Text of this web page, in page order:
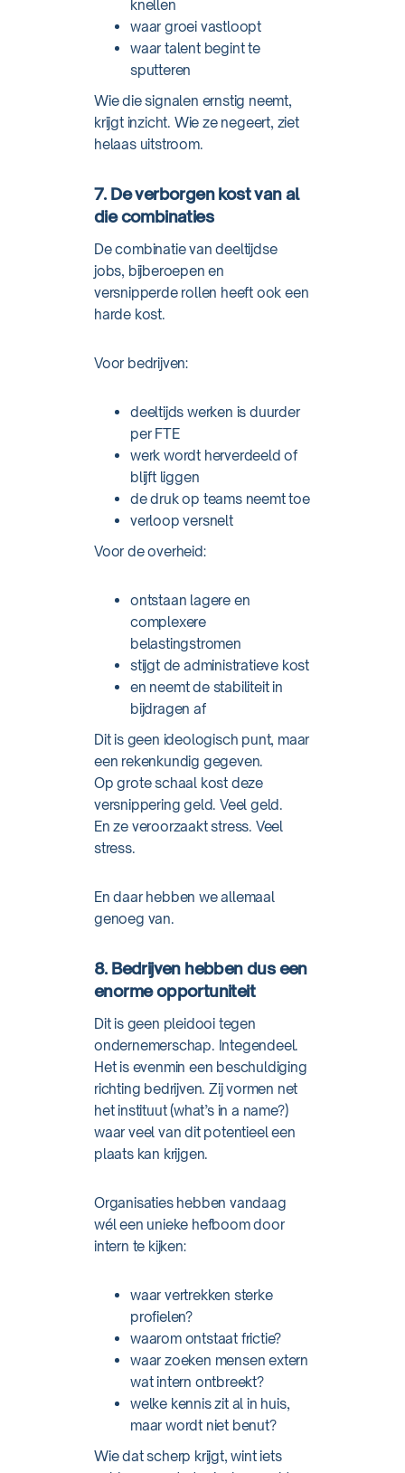
knellen
waar groei vastloopt
waar talent begint te
sputteren
Wie die signalen ernstig neemt,
krijgt inzicht. Wie ze negeert, ziet
helaas uitstroom.
7. De verborgen kost van al
die combinaties
De combinatie van deeltijdse
jobs, bijberoepen en
versnipperde rollen heeft ook een
harde kost.
Voor bedrijven:
deeltijds werken is duurder
per FTE
werk wordt herverdeeld of
blijft liggen
de druk op teams neemt toe
verloop versnelt
Voor de overheid:
ontstaan lagere en
complexere
belastingstromen
stijgt de administratieve kost
en neemt de stabiliteit in
bijdragen af
Dit is geen ideologisch punt, maar
een rekenkundig gegeven.
Op grote schaal kost deze
versnippering geld. Veel geld.
En ze veroorzaakt stress. Veel
stress.
En daar hebben we allemaal
genoeg van.
8. Bedrijven hebben dus een
enorme opportuniteit
Dit is geen pleidooi tegen
ondernemerschap. Integendeel.
Het is evenmin een beschuldiging
richting bedrijven. Zij vormen net
het instituut (what’s in a name?)
waar veel van dit potentieel een
plaats kan krijgen.
Organisaties hebben vandaag
wél een unieke hefboom door
intern te kijken:
waar vertrekken sterke
profielen?
waarom ontstaat frictie?
waar zoeken mensen extern
wat intern ontbreekt?
welke kennis zit al in huis,
maar wordt niet benut?
Wie dat scherp krijgt, wint iets